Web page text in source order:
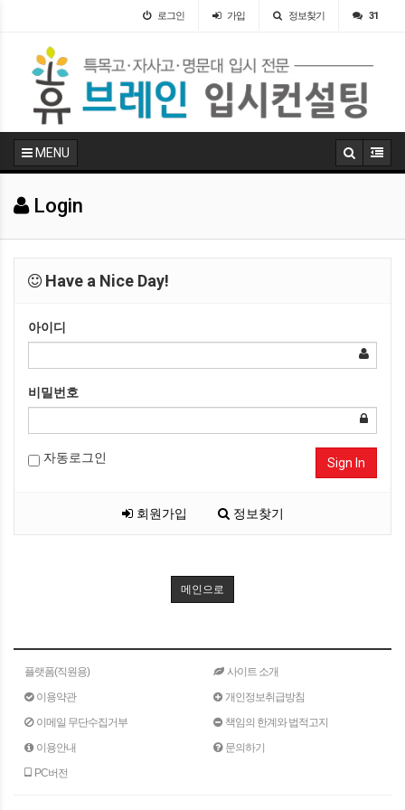
로그인 가입 정보찾기 31
MENU
Login
Have a Nice Day!
아이디
비밀번호
자동로그인 Sign In
회원가입 정보찾기
메인으로
플랫폼(직원용)
사이트 소개
이용약관
개인정보취급방침
이메일 무단수집거부
책임의 한계와 법적고지
이용안내
문의하기
PC버전